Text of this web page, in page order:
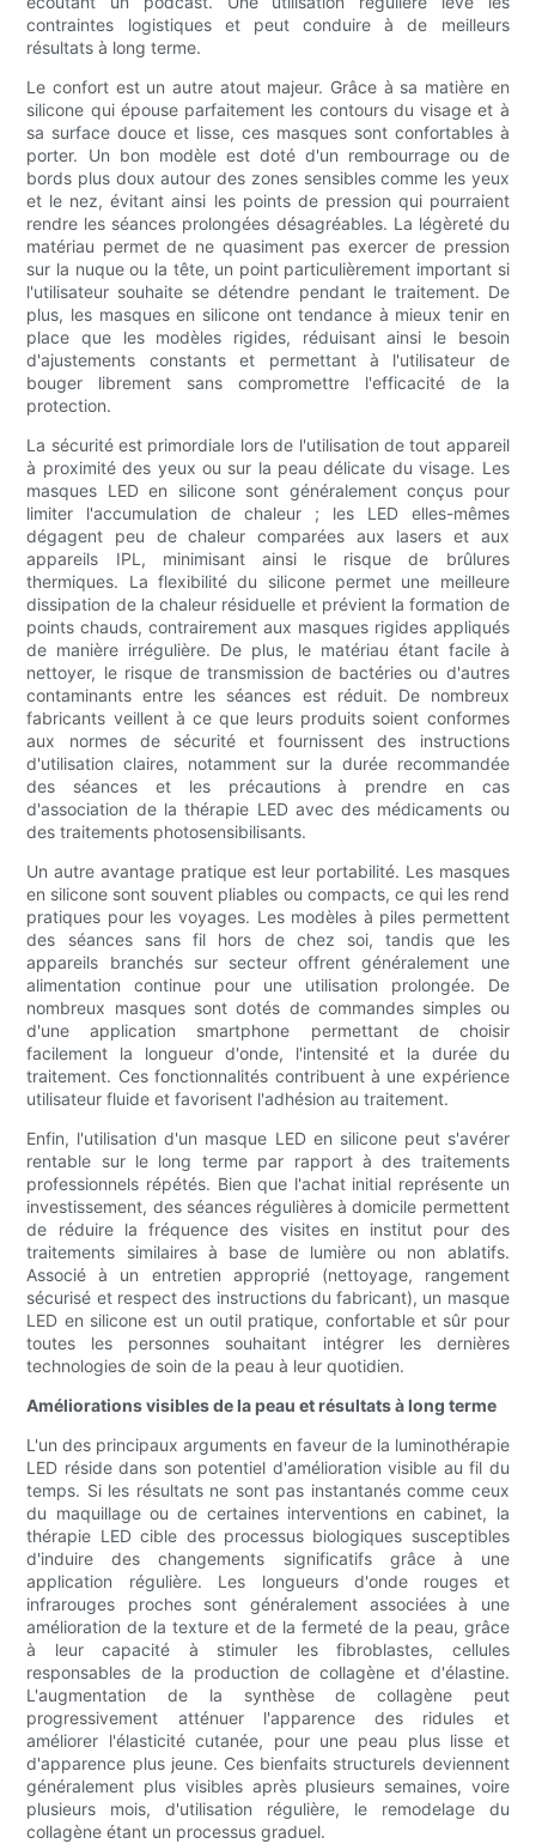
contraintes logistiques et peut conduire à de meilleurs
résultats à long terme.
Le confort est un autre atout majeur. Grâce à sa matière en
silicone qui épouse parfaitement les contours du visage et à
sa surface douce et lisse, ces masques sont confortables à
porter. Un bon modèle est doté d'un rembourrage ou de
bords plus doux autour des zones sensibles comme les yeux
et le nez, évitant ainsi les points de pression qui pourraient
rendre les séances prolongées désagréables. La légèreté du
matériau permet de ne quasiment pas exercer de pression
sur la nuque ou la tête, un point particulièrement important si
l'utilisateur souhaite se détendre pendant le traitement. De
plus, les masques en silicone ont tendance à mieux tenir en
place que les modèles rigides, réduisant ainsi le besoin
d'ajustements constants et permettant à l'utilisateur de
bouger librement sans compromettre l'efficacité de la
protection.
La sécurité est primordiale lors de l'utilisation de tout appareil
à proximité des yeux ou sur la peau délicate du visage. Les
masques LED en silicone sont généralement conçus pour
limiter l'accumulation de chaleur ; les LED elles-mêmes
dégagent peu de chaleur comparées aux lasers et aux
appareils IPL, minimisant ainsi le risque de brûlures
thermiques. La flexibilité du silicone permet une meilleure
dissipation de la chaleur résiduelle et prévient la formation de
points chauds, contrairement aux masques rigides appliqués
de manière irrégulière. De plus, le matériau étant facile à
nettoyer, le risque de transmission de bactéries ou d'autres
contaminants entre les séances est réduit. De nombreux
fabricants veillent à ce que leurs produits soient conformes
aux normes de sécurité et fournissent des instructions
d'utilisation claires, notamment sur la durée recommandée
des séances et les précautions à prendre en cas
d'association de la thérapie LED avec des médicaments ou
des traitements photosensibilisants.
Un autre avantage pratique est leur portabilité. Les masques
en silicone sont souvent pliables ou compacts, ce qui les rend
pratiques pour les voyages. Les modèles à piles permettent
des séances sans fil hors de chez soi, tandis que les
appareils branchés sur secteur offrent généralement une
alimentation continue pour une utilisation prolongée. De
nombreux masques sont dotés de commandes simples ou
d'une application smartphone permettant de choisir
facilement la longueur d'onde, l'intensité et la durée du
traitement. Ces fonctionnalités contribuent à une expérience
utilisateur fluide et favorisent l'adhésion au traitement.
Enfin, l'utilisation d'un masque LED en silicone peut s'avérer
rentable sur le long terme par rapport à des traitements
professionnels répétés. Bien que l'achat initial représente un
investissement, des séances régulières à domicile permettent
de réduire la fréquence des visites en institut pour des
traitements similaires à base de lumière ou non ablatifs.
Associé à un entretien approprié (nettoyage, rangement
sécurisé et respect des instructions du fabricant), un masque
LED en silicone est un outil pratique, confortable et sûr pour
toutes les personnes souhaitant intégrer les dernières
technologies de soin de la peau à leur quotidien.
Améliorations visibles de la peau et résultats à long terme
L'un des principaux arguments en faveur de la luminothérapie
LED réside dans son potentiel d'amélioration visible au fil du
temps. Si les résultats ne sont pas instantanés comme ceux
du maquillage ou de certaines interventions en cabinet, la
thérapie LED cible des processus biologiques susceptibles
d'induire des changements significatifs grâce à une
application régulière. Les longueurs d'onde rouges et
infrarouges proches sont généralement associées à une
amélioration de la texture et de la fermeté de la peau, grâce
à leur capacité à stimuler les fibroblastes, cellules
responsables de la production de collagène et d'élastine.
L'augmentation de la synthèse de collagène peut
progressivement atténuer l'apparence des ridules et
améliorer l'élasticité cutanée, pour une peau plus lisse et
d'apparence plus jeune. Ces bienfaits structurels deviennent
généralement plus visibles après plusieurs semaines, voire
plusieurs mois, d'utilisation régulière, le remodelage du
collagène étant un processus graduel.